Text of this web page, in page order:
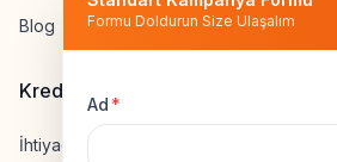
Formu Doldurun Size Ulaşalım
Ad *
Blog
Kredi Hesapla
İhtiyaç Kredisi Hesapla